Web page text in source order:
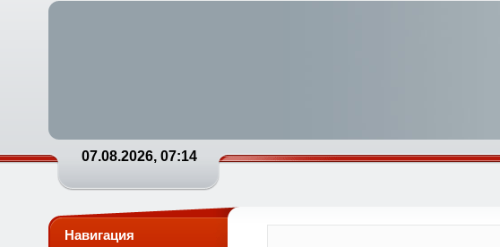
07.08.2026, 07:14
Навигация